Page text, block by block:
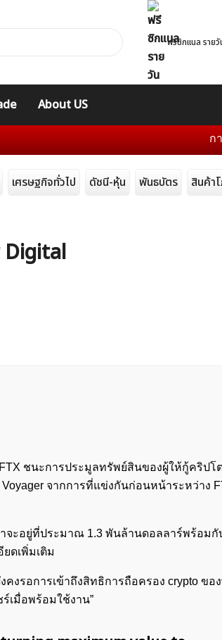
ฟรีซิกแนล รายวั
About US
Indicators
การลง
เศรษฐกิจทั่วไป ดัชนี-หุ้น พันธบัตร สินค้
Digital
ชนะการประมูลทรัพย์สินของผู้ให้กู้คริปโ
จากการที่แข่งกันก่อนหน้าระหว่าง
จะอยู่ที่ประมาณ 1.3 พันล้านดอลลาร์พร้อมกั
ดเพิ่มเติม
งรอการเข้าถึงสิทธิการถือครอง crypto ขอ
ร์เมื่อพร้อมใช้งาน”